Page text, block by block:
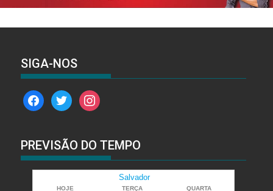
SIGA-NOS
facebooktwitterinstagram
PREVISÃO DO TEMPO